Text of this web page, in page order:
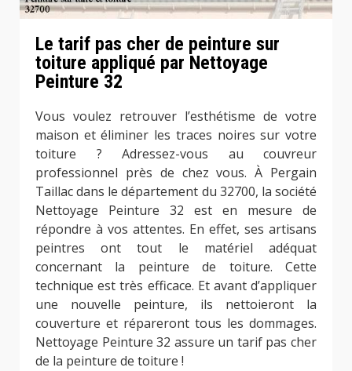
Le tarif pas cher de peinture sur
toiture appliqué par Nettoyage
Peinture 32
Vous voulez retrouver l’esthétisme de votre
maison et éliminer les traces noires sur votre
toiture ? Adressez-vous au couvreur
professionnel près de chez vous. À Pergain
Taillac dans le département du 32700, la société
Nettoyage Peinture 32 est en mesure de
répondre à vos attentes. En effet, ses artisans
peintres ont tout le matériel adéquat
concernant la peinture de toiture. Cette
technique est très efficace. Et avant d’appliquer
une nouvelle peinture, ils nettoieront la
couverture et répareront tous les dommages.
Nettoyage Peinture 32 assure un tarif pas cher
de la peinture de toiture !